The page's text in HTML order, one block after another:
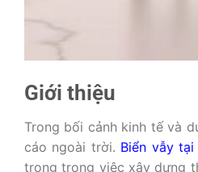
Giới thiệu
Trong bối cảnh kinh tế và
cáo ngoài trời. Biển vẫy tại
trọng trong việc xây dựng